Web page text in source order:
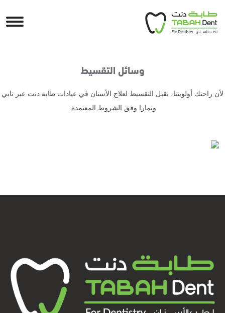
وسائل التقسيط
لأن راحتك أولويتنا، نقبل التقسيط لعلاج الأسنان في عيادات طابة دنت عبر تابي
وتمارا وفق الشروط المعتمدة.